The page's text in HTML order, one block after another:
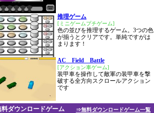
推理ゲーム
[ミニゲームプチゲーム]
色の並びを推理するゲーム。3つの色
が揃うとクリアです。単純ですがは
まります！
AC Field Battle
[アクション車ゲーム]
装甲車を操作して敵軍の装甲車を撃
破する全方向スクロールアクション
です
⇒無料ダウンロードゲーム一覧
料ダウンロードゲーム